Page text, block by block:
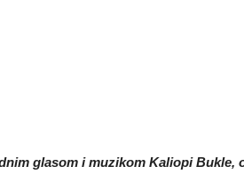
glasom i muzikom Kaliopi Bukle,